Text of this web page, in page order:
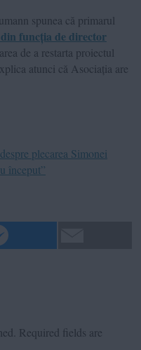
spunea că primarul
funcția de director
de a restarta proiectul
atunci că Asociația are
plecarea Simonei
început”
Required fields are